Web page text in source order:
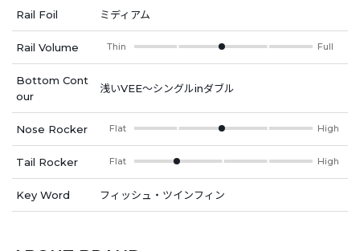
Rail Foil ミディアム
Rail Volume Thin Full
Bottom Cont
our
浅いVEE～シングルinダブル
Nose Rocker Flat High
Tail Rocker Flat High
Key Word フィッシュ・ツインフィン